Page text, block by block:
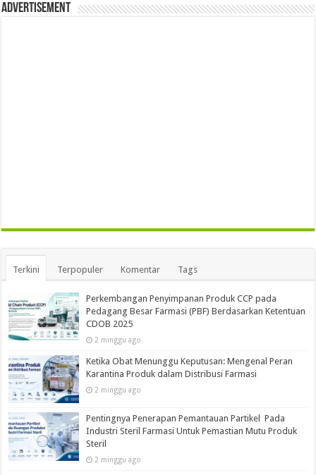
Advertisement
Terkini Terpopuler Komentar Tags
Perkembangan Penyimpanan Produk CCP pada
Pedagang Besar Farmasi (PBF) Berdasarkan Ketentuan
CDOB 2025
2 minggu ago
Ketika Obat Menunggu Keputusan: Mengenal Peran
Karantina Produk dalam Distribusi Farmasi
2 minggu ago
Pentingnya Penerapan Pemantauan Partikel Pada
Industri Steril Farmasi Untuk Pemastian Mutu Produk
Steril
2 minggu ago